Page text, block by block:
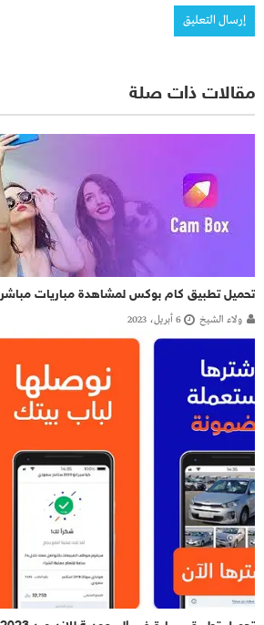
مقالات ذات صلة
تحميل تطبيق كام بوكس لمشاهدة مباريات مباشر 2023 بدون تقطيع
ولاء الشيخ 6 أبريل، 2023